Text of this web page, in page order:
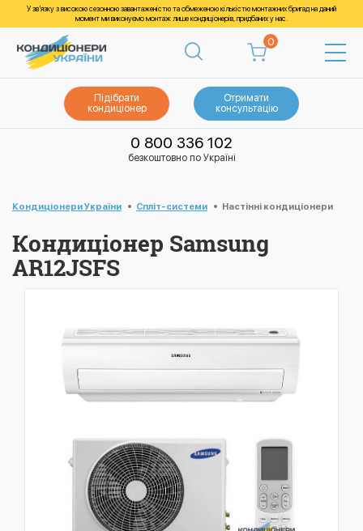
У зв’язку з високою сезонною завантаженістю та обмеженою кількістю монтажних бригад на даний
момент ми виконуємо монтаж лише кондиціонерів, придбаних у нас.
0
Підібрати
кондиціонер
Отримати
консультацію
0 800 336 102
безкоштовно по Україні
Кондиціонери України Спліт-системи Настінні кондиціонери
Кондиціонер Samsung
AR12JSFS